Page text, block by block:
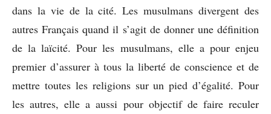
dans la vie de la cité. Les musulmans divergent des
autres Français quand il s’agit de donner une définition
de la laïcité. Pour les musulmans, elle a pour enjeu
premier d’assurer à tous la liberté de conscience et de
mettre toutes les religions sur un pied d’égalité. Pour
les autres, elle a aussi pour objectif de faire reculer